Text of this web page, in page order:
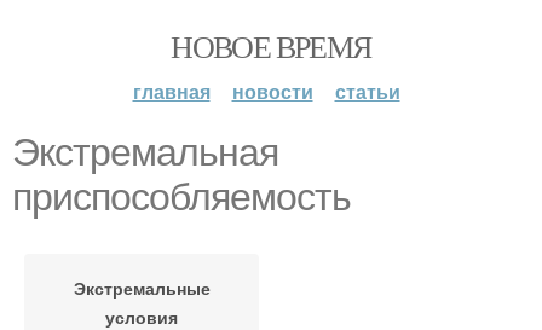
НОВОЕ ВРЕМЯ
главная новости статьи
Экстремальная
приспособляемость
Экстремальные
условия